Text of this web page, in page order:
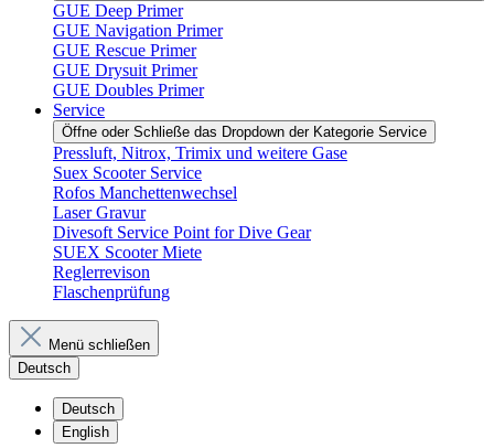
GUE Deep Primer
GUE Navigation Primer
GUE Rescue Primer
GUE Drysuit Primer
GUE Doubles Primer
Service
Öffne oder Schließe das Dropdown der Kategorie Service
Pressluft, Nitrox, Trimix und weitere Gase
Suex Scooter Service
Rofos Manchettenwechsel
Laser Gravur
Divesoft Service Point for Dive Gear
SUEX Scooter Miete
Reglerrevison
Flaschenprüfung
Menü schließen
Deutsch
Deutsch
English